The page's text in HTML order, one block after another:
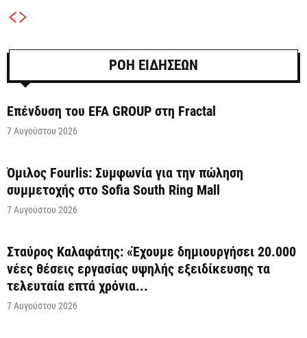
ΡΟΗ ΕΙΔΗΣΕΩΝ
Επένδυση του EFA GROUP στη Fractal
7 Αυγούστου 2026
Όμιλος Fourlis: Συμφωνία για την πώληση
συμμετοχής στο Sofia South Ring Mall
7 Αυγούστου 2026
Σταύρος Καλαφάτης: «Έχουμε δημιουργήσει 20.000
νέες θέσεις εργασίας υψηλής εξειδίκευσης τα
τελευταία επτά χρόνια...
7 Αυγούστου 2026